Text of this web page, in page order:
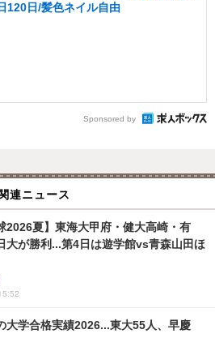
120日/髪色ネイル自由
Sponsored by
関連ニュース
2026夏】東海大甲府・健大高崎・有
大が勝利...第4日は遊学館vs青森山田ほ
大学合格実績2026...東大55人、早慶